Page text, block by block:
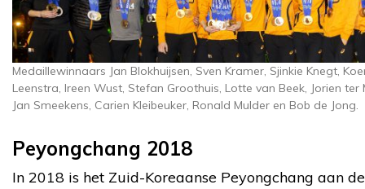
Medaillewinnaars Jan Blokhuijsen, Sven Kramer, Sjinkie Knegt,
Leenstra, Ireen Wust, Stefan Groothuis, Lotte van Beek, Jorien
Jan Smeekens, Carien Kleibeuker, Ronald Mulder en Bob de Jong.
Peyongchang 2018
In 2018 is het Zuid-Koreaanse Peyongchang aan